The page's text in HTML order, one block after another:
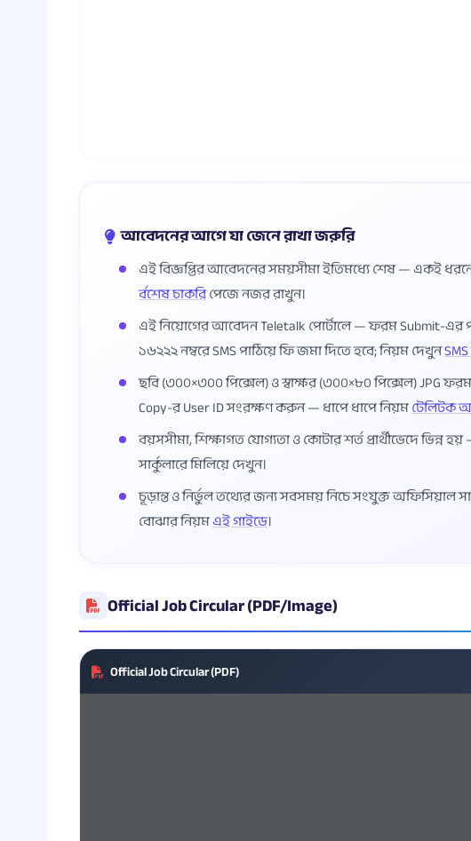
আবেদনের আগে যা জেনে রাখা জরুরি
এই বিজ্ঞপ্তির আবেদনের সময়সীমা ইতিমধ্যে শেষ — একই
র্বশেষ চাকরিপেজে নজর রাখুন।
এই নিয়োগের আবেদন Teletalk পোর্টালে — ফরম Submit-এর
১৬২২২ নম্বরে SMS পাঠিয়ে ফি জমা দিতে হবে; নিয়ম দেখুন
ছবি (৩০০×৩০০ পিক্সেল) ও স্বাক্ষর (৩০০×৮০ পিক্সেল) JPG
Copy-র User ID সংরক্ষণ করুন — ধাপে ধাপে নিয়মটেলিটক
বয়সসীমা, শিক্ষাগত যোগ্যতা ও কোটার শর্ত প্রার্থীভেদে ভিন্ন
সার্কুলারে মিলিয়ে দেখুন।
চূড়ান্ত ও নির্ভুল তথ্যের জন্য সবসময় নিচে সংযুক্ত অফিসিয়াল
বোঝার নিয়মএই গাইডে।
Official Job Circular (PDF/Image)
Official Job Circular (PDF)